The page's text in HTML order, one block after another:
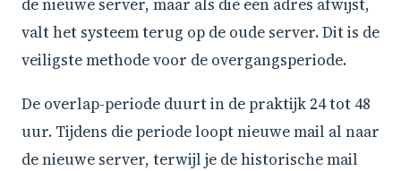
de nieuwe server, maar als die een adres afwijst,
valt het systeem terug op de oude server. Dit is de
veiligste methode voor de overgangsperiode.
De overlap-periode duurt in de praktijk 24 tot 48
uur. Tijdens die periode loopt nieuwe mail al naar
de nieuwe server, terwijl je de historische mail